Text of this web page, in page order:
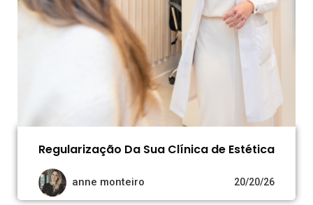
Regularização Da Sua Clínica de Estética
anne monteiro 20/20/26